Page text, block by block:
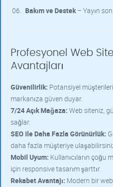
Bakım ve Destek– Yayın
Profesyonel Web
Avantajları
Güvenilirlik: Potansiyel
markanıza güven duyar.
7/24 Açık Mağaza: Web siteniz,
sağlar.
SEO ile Daha Fazla Görünürlük:
daha fazla müşteriye
Mobil Uyum: Kullanıcıların çoğu
için responsive tasarım şarttır.
Rekabet Avantajı: Modern bir